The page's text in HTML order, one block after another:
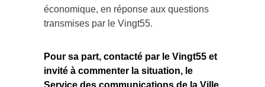
économique, en réponse aux questions
transmises par le Vingt55.
Pour sa part, contacté par le Vingt55 et
invité à commenter la situation, le